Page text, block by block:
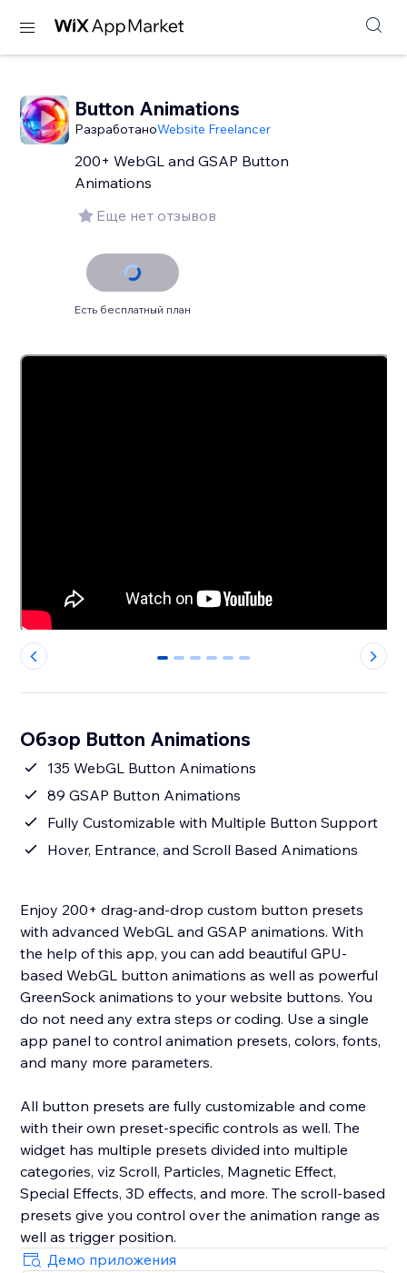
Button Animations
РазработаноWebsite Freelancer
200+ WebGL and GSAP Button
Animations
Еще нет отзывов
Есть бесплатный план
0 1 2 3 4 5
Обзор Button Animations
135 WebGL Button Animations
89 GSAP Button Animations
Fully Customizable with Multiple Button Support
Hover, Entrance, and Scroll Based Animations
Enjoy 200+ drag-and-drop custom button presets
with advanced WebGL and GSAP animations. With
the help of this app, you can add beautiful GPU-
based WebGL button animations as well as powerful
GreenSock animations to your website buttons. You
do not need any extra steps or coding. Use a single
app panel to control animation presets, colors, fonts,
and many more parameters.
All button presets are fully customizable and come
with their own preset-specific controls as well. The
widget has multiple presets divided into multiple
categories, viz Scroll, Particles, Magnetic Effect,
Special Effects, 3D effects, and more. The scroll-based
presets give you control over the animation range as
well as trigger position.
Демо приложения